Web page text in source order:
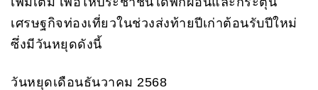
เศรษฐกิจท่องเที่ยวในช่วงส่งท้ายปีเก่าต้อนรับปีใหม่
ซึ่งมีวันหยุดดังนี้
วันหยุดเดือนธันวาคม 2568